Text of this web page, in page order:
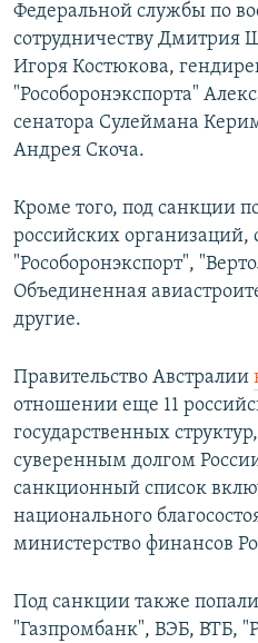
Федеральной службы по
сотрудничеству Дмитрия
Игоря Костюкова,
"Рособоронэкспорта"
сенатора Сулеймана
Андрея Скоча.
Кроме того, под санкции
российских организаций,
"Рособоронэкспорт",
Объединенная
другие.
Правительство Австралии
отношении еще 11
государственных
суверенным долгом
санкционный список
национального
министерство финансов
Под санкции также
"Газпромбанк", ВЭБ, ВТБ,